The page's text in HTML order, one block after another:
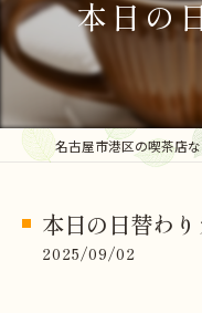
本日の
本日の日替わ
2025/09/02